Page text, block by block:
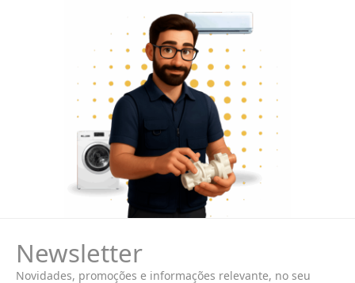
Newsletter
Novidades, promoções e informações relevante, no seu